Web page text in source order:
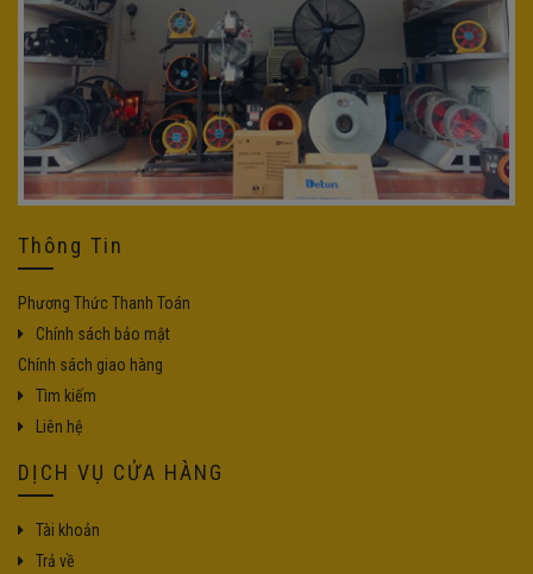
Thông Tin
Phương Thức Thanh Toán
Chính sách bảo mật
Chính sách giao hàng
Tìm kiếm
Liên hệ
DỊCH VỤ CỬA HÀNG
Tài khoản
Trả về